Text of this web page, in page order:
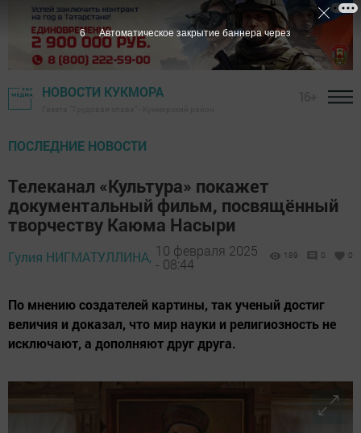
НОВОСТИ КУКМОРА
ПОСЛЕДНИЕ НОВОСТИ
Телеканал «Культура» покажет
документальный фильм, посвящённый
творчеству Каюма Насыри
Гулия НИГМАТУЛЛИНА, 10 февраля 2025
- 08:44
189 0 0
По мнению создателей картины, так ученый достиг
величия и доказал, что мир науки и религиозность не
исключают, а дополняют друг друга.
4 Автоматическое закрытие баннера через